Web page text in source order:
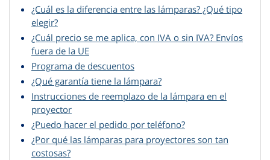
¿Cuál es la diferencia entre las lámparas? ¿Qué tipo
elegir?
¿Cuál precio se me aplica, con IVA o sin IVA? Envíos
fuera de la UE
Programa de descuentos
¿Qué garantía tiene la lámpara?
Instrucciones de reemplazo de la lámpara en el
proyector
¿Puedo hacer el pedido por teléfono?
¿Por qué las lámparas para proyectores son tan
costosas?